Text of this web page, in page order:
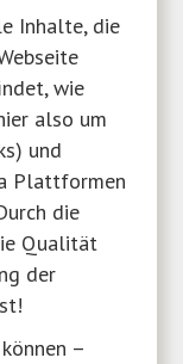
Inhalte, die
wie
also um
und
Plattformen
die
Qualität
der
–